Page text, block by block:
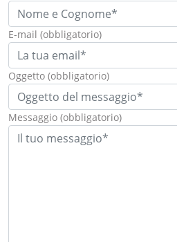
E-mail (obbligatorio)
Oggetto (obbligatorio)
Messaggio (obbligatorio)